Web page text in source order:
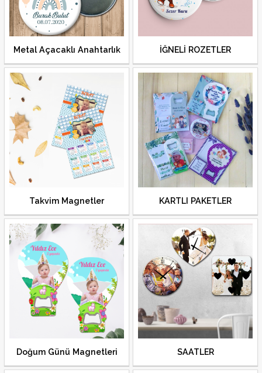
Metal Açacaklı Anahtarlık İĞNELİ ROZETLER
Takvim Magnetler KARTLI PAKETLER
Doğum Günü Magnetleri SAATLER